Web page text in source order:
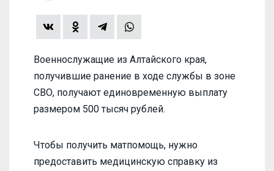
Военнослужащие из Алтайского края,
получившие ранение в ходе службы в зоне
СВО, получают единовременную выплату
размером 500 тысяч рублей.
Чтобы получить матпомощь, нужно
предоставить медицинскую справку из